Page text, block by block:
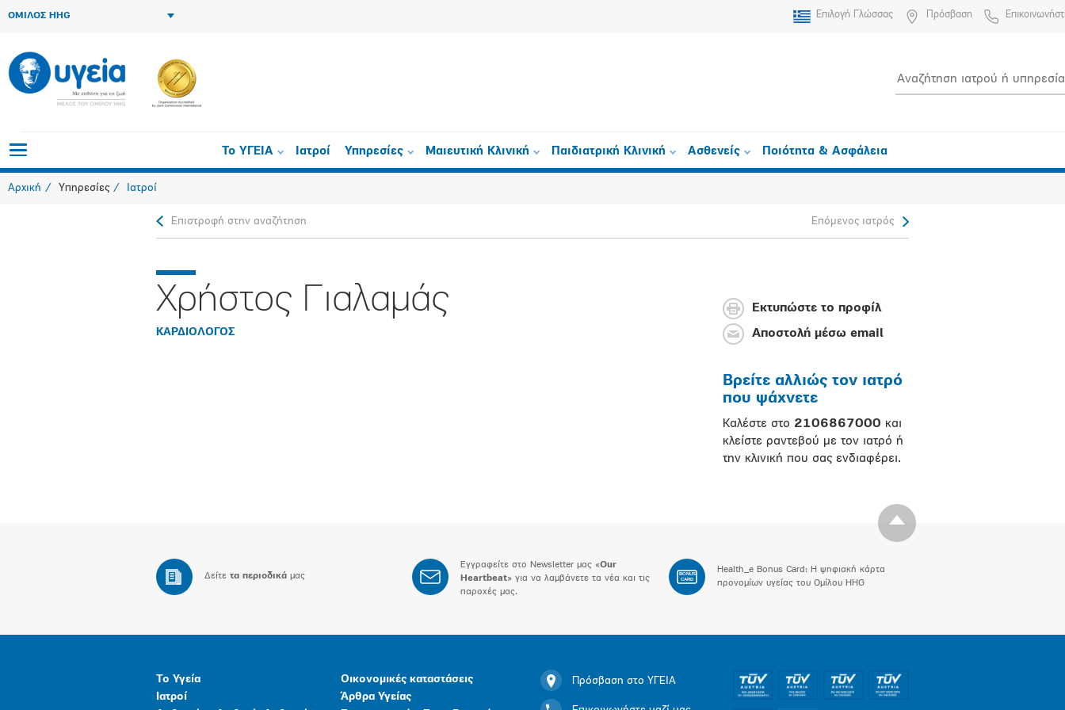
ΟΜΙΛΟΣ HHG Επιλογή Γλώσσας Πρόσβαση
Το ΥΓΕΙΑ Ιατροί Υπηρεσίες Μαιευτική Κλινική Παιδιατρική Κλινική Ασθενείς Ποιότητα & Ασφάλεια
Αρχική Υπηρεσίες Ιατροί
Επιστροφή στην αναζήτηση Επόμενος ιατρός
Χρήστος Γιαλαμάς
ΚΑΡΔΙΟΛΟΓΟΣ
Εκτυπώστε το προφίλ
Αποστολή μέσω email
Βρείτε αλλιώς τον ιατρό
που ψάχνετε
Καλέστε στο 2106867000 και
κλείστε ραντεβού με τον ιατρό ή
την κλινική που σας ενδιαφέρει.
Δείτε τα περιοδικά μας
Εγγραφείτε στο Newsletter μας «Our
Heartbeat» για να λαμβάνετε τα νέα και τις
παροχές μας.
BONUS
CARD
Health_e Bonus Card: H ψηφιακή κάρτα
προνομίων υγείας του Ομίλου HHG
Το Υγεία
Ιατροί
Οικονομικές καταστάσεις
Άρθρα Υγείας
Πρόσβαση στο ΥΓΕΙΑ